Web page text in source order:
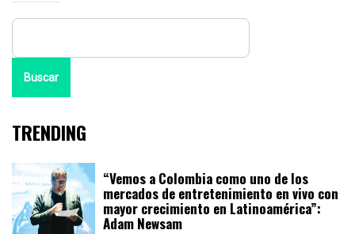
Buscar
TRENDING
“Vemos a Colombia como uno de los
mercados de entretenimiento en vivo con
mayor crecimiento en Latinoamérica”:
Adam Newsam